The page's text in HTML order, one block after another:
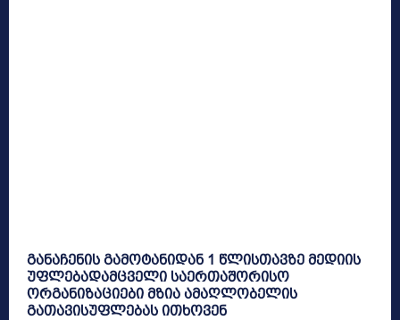
განაჩენის გამოტანიდან 1 წლისთავზე მედიის
უფლებადამცველი საერთაშორისო
ორგანიზაციები მზია ამაღლობელის
გათავისუფლებას ითხოვენ